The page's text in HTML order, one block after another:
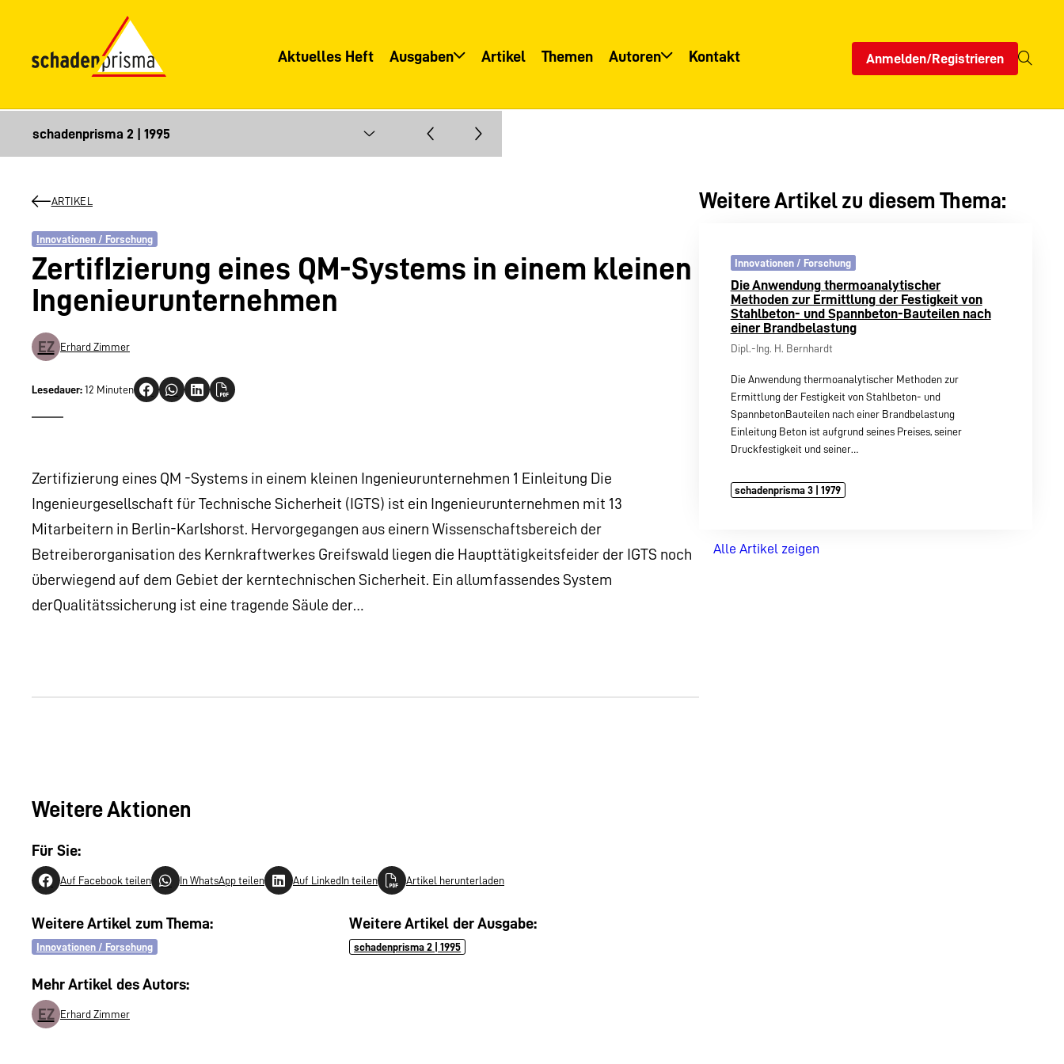
Aktuelles Heft Ausgaben
Informationsservice
Artikel Themen Autoren Kontakt Anmelden/Registrieren
ARTIKEL
Innovationen / Forschung
ZertifIzierung eines QM-Systems in einem kleinen
Ingenieurunternehmen
EZ Erhard Zimmer
Lesedauer: 12 Minuten
Zertifizierung eines QM -Systems in einem kleinen Ingenieurunternehmen 1 Einleitung Die
Ingenieurgesellschaft für Technische Sicherheit (IGTS) ist ein Ingenieurunternehmen mit 13
Mitarbeitern in Berlin-Karlshorst. Hervorgegangen aus einern Wissenschaftsbereich der
Betreiberorganisation des Kernkraftwerkes Greifswald liegen die Haupttätigkeitsfeider der IGTS noch
überwiegend auf dem Gebiet der kerntechnischen Sicherheit. Ein allumfassendes System
derQualitätssicherung ist eine tragende Säule der…
Weitere Aktionen
Für Sie:
Auf Facebook teilen In WhatsApp teilen Auf LinkedIn teilen Artikel herunterladen
Weitere Artikel zum Thema:
Innovationen / Forschung
Weitere Artikel der Ausgabe:
schadenprisma 2 | 1995
Mehr Artikel des Autors:
EZ
Erhard Zimmer
Weitere Artikel zu diesem Thema:
Innovationen / Forschung
Die Anwendung thermoanalytischer
Methoden zur Ermittlung der Festigkeit von
Stahlbeton- und Spannbeton-Bauteilen nach
einer Brandbelastung
Dipl.-Ing. H. Bernhardt
Die Anwendung thermoanalytischer Methoden zur
Ermittlung der Festigkeit von Stahlbeton- und
SpannbetonBauteilen nach einer Brandbelastung
Einleitung Beton ist aufgrund seines Preises, seiner
Druckfestigkeit und seiner…
schadenprisma 3 | 1979
Alle Artikel zeigen